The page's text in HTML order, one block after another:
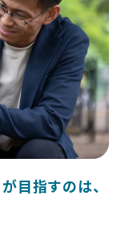
目指すのは、